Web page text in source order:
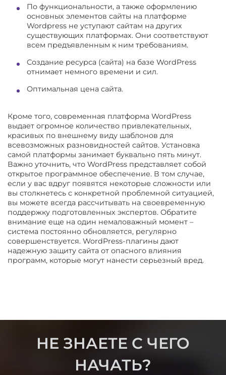
По функциональности, а также оформлению
основных элементов сайты на платформе
Wordpress не уступают сайтам на других
существующих платформах. Они соответствуют
всем предъявленным к ним требованиям.
Создание ресурса (сайта) на базе WordPress
отнимает немного времени и сил.
Оптимальная цена сайта.
Кроме того, современная платформа WordPress
выдает огромное количество привлекательных,
красивых по внешнему виду шаблонов для
всевозможных разновидностей сайтов. Установка
самой платформы занимает буквально пять минут.
Важно уточнить, что WordPress представляет собой
открытое программное обеспечение. В том случае,
если у вас вдруг появятся некоторые сложности или
вы столкнетесь с конкретной проблемной ситуацией,
вы можете всегда рассчитывать на своевременную
поддержку подготовленных экспертов. Обратите
внимание еще на один немаловажный момент –
система постоянно обновляется, регулярно
совершенствуется. WordPress-плагины дают
надежную защиту сайта от опасного влияния
программ, которые могут нанести серьезный вред.
НЕ ЗНАЕТЕ С ЧЕГО
НАЧАТЬ?